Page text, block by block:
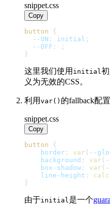
snippet.css
Copy
button
{
--ON : initial ;
--OFF :
;
}
这里我们使用 initial
义为无效的CSS。
利用 var() 的fallback配置
snippet.css
Copy
button
{
border : var ( --
background : var (
box-shadow : var (
line-height : calc
}
由于initial 是一个